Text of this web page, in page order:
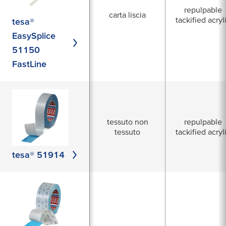
tesa®
EasySplice
51150
FastLine
carta liscia
repulpable
tackified
tesa® 51914
tessuto non
tessuto
repulpable
tackified